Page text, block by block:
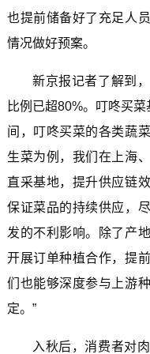
也提前储备好了充足人
情况做好预案。
新京报记者了解到
比例已超80%。叮咚买菜
间，叮咚买菜的各类蔬
生菜为例，我们在上海
直采基地，提升供应链
保证菜品的持续供应，
发的不利影响。除了产
开展订单种植合作，提
们也能够深度参与上游
定。”
入秋后，消费者对